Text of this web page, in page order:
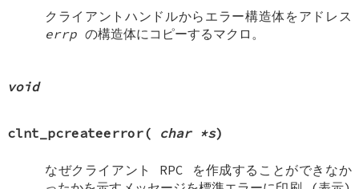
クライアントハンドルからエラー構造体をアドレス
errpの構造体にコピーするマクロ。
void
clnt_pcreateerror( char *s)
なぜクライアント RPC を作成することができなか